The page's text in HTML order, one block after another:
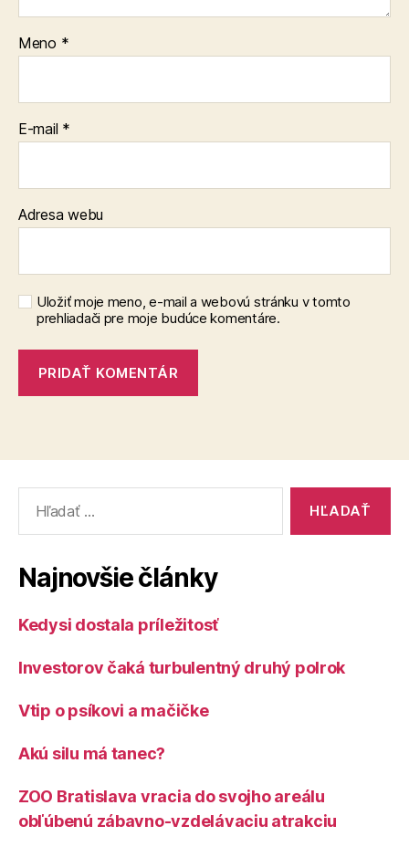
Meno *
E-mail *
Adresa webu
Uložiť moje meno, e-mail a webovú stránku v tomto
prehliadači pre moje budúce komentáre.
Najnovšie články
Kedysi dostala príležitosť
Investorov čaká turbulentný druhý polrok
Vtip o psíkovi a mačičke
Akú silu má tanec?
ZOO Bratislava vracia do svojho areálu
obľúbenú zábavno-vzdelávaciu atrakciu